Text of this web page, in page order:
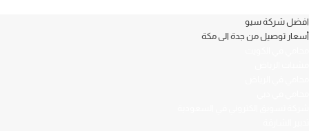
افضل شركة سيو
أسعار توصيل من جدة الى مكة